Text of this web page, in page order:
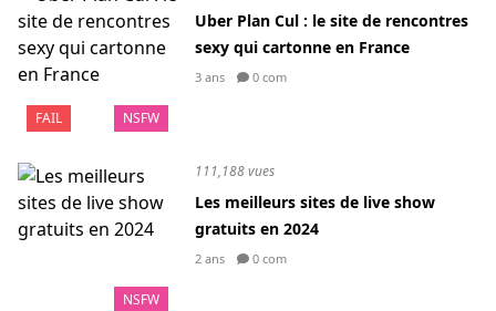
FAIL NSFW
Uber Plan Cul : le site de rencontres
sexy qui cartonne en France
3 ans 0 com
NSFW
111,188 vues
Les meilleurs sites de live show
gratuits en 2024
2 ans 0 com